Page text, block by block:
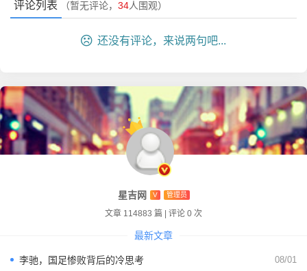
琳宇虽然速度快，但稳定性一直是个问题；如果老将姚迪能
回归或者有新人冒尖，或许能给球队带来新的生机。
作为一名看着中国女排长大的球迷,这种感情真的很复杂。
记得小时候,那是“五连冠”的辉煌，那时候看女排，看的是一
种精神，是“竹竿打老虎”的奇迹，那时候条件艰苦，姑娘们
现在条件好了,科学训练、营养膳食都跟上了，但咱们总觉得
少了点什么，少了点那种“光脚不怕穿鞋”的拼劲，多了点想
我身边有个朋友,以前每场必看，现在都不敢看了，他说：
评论列表 （暂无评论， 34人围观）
还没有评论，来说两句吧...
星吉网 V 管理员
文章 114883 篇 | 评论 0 次
最新文章
08/01
李驰，国足惨败背后的冷思考